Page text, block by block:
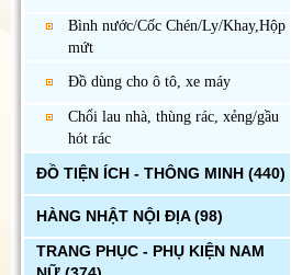
Bình nước/Cốc Chén/Ly/Khay,Hộp
mứt
Đồ dùng cho ô tô, xe máy
Chổi lau nhà, thùng rác, xẻng/gầu
hót rác
ĐỒ TIỆN ÍCH - THÔNG MINH (440)
HÀNG NHẬT NỘI ĐỊA(98)
TRANG PHỤC - PHỤ KIỆN NAM